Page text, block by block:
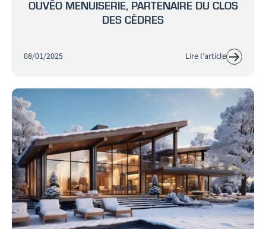
OUVÊO MENUISERIE, PARTENAIRE DU CLOS
DES CÈDRES
08/01/2025 Lire l'article